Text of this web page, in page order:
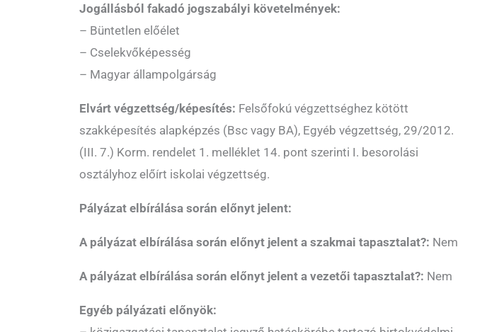
Jogállásból fakadó jogszabályi követelmények:
– Büntetlen előélet
– Cselekvőképesség
– Magyar állampolgárság
Elvárt végzettség/képesítés: Felsőfokú végzettséghez kötött
szakképesítés alapképzés (Bsc vagy BA), Egyéb végzettség, 29/2012.
(III. 7.) Korm. rendelet 1. melléklet 14. pont szerinti I. besorolási
osztályhoz előírt iskolai végzettség.
Pályázat elbírálása során előnyt jelent:
A pályázat elbírálása során előnyt jelent a szakmai tapasztalat?: Nem
A pályázat elbírálása során előnyt jelent a vezetői tapasztalat?: Nem
Egyéb pályázati előnyök: